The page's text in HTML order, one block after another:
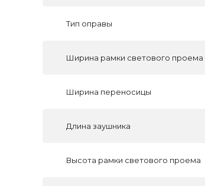
Тип оправы
Ширина рамки светового проема
Ширина переносицы
Длина заушника
Высота рамки светового проема